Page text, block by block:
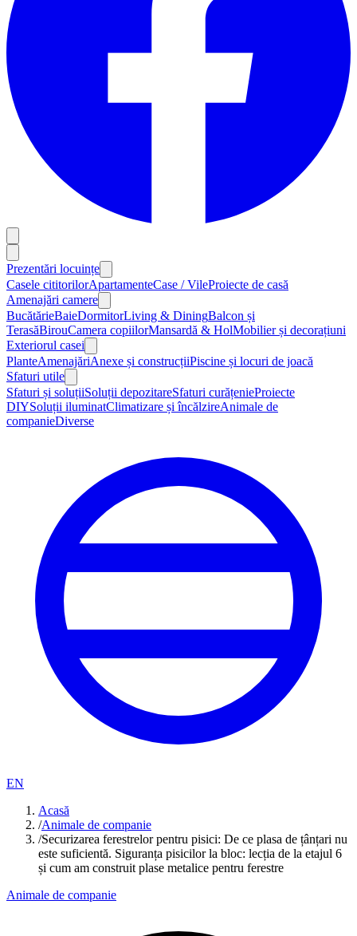
Prezentări locuințe
Casele cititorilorApartamenteCase / VileProiecte de casă
Amenajări camere
BucătărieBaieDormitorLiving & DiningBalcon și
TerasăBirouCamera copiilorMansardă & HolMobilier și decorațiuni
Exteriorul casei
PlanteAmenajăriAnexe și construcțiiPiscine și locuri de joacă
Sfaturi utile
Sfaturi și soluțiiSoluții depozitareSfaturi curățenieProiecte
DIYSoluții iluminatClimatizare și încălzireAnimale de
companieDiverse
EN
Acasă
/Animale de companie
/Securizarea ferestrelor pentru pisici: De ce plasa de țânțari nu
este suficientă. Siguranța pisicilor la bloc: lecția de la etajul 6
și cum am construit plase metalice pentru ferestre
Animale de companie